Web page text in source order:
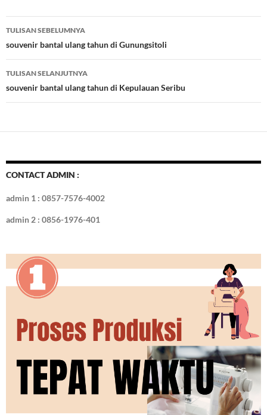
b
o
o
k
er es
t
bl
r
e
dI
n
d e
Navigasi
Tulisan
TULISAN SEBELUMNYA
souvenir bantal ulang tahun di Gunungsitoli
TULISAN SELANJUTNYA
souvenir bantal ulang tahun di Kepulauan Seribu
CONTACT ADMIN :
admin 1 : 0857-7576-4002
admin 2 : 0856-1976-401